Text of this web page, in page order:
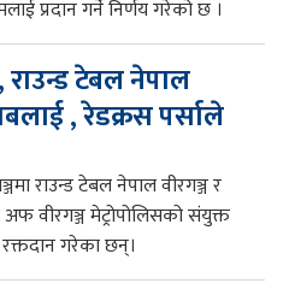
प्रदान गर्ने निर्णय गरेको छ ।
टेबल नेपाल
, रेडक्रस पर्साले
राउन्ड टेबल नेपाल वीरगञ्ज र
अफ वीरगञ्ज मेट्रोपोलिसको संयुक्त
गरेका छन्।